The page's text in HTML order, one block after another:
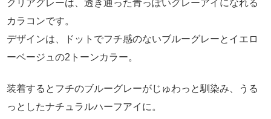
クリアグレーは、透き通った青っぽいグレーアイになれる
カラコンです。
デザインは、ドットでフチ感のないブルーグレーとイエロ
ーベージュの2トーンカラー。
装着するとフチのブルーグレーがじゅわっと馴染み、うる
っとしたナチュラルハーフアイに。